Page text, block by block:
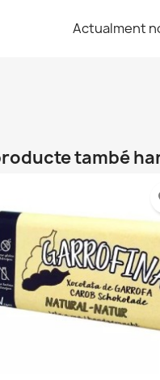
Actualment
també